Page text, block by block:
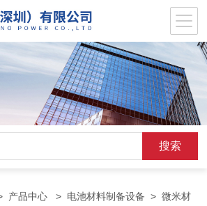
产品中心 > 电池材料制备设备 >微米材